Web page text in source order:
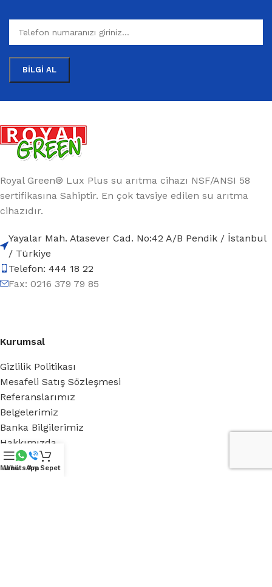
Royal Green® Lux Plus su arıtma cihazı NSF/ANSI 58
sertifikasına Sahiptir. En çok tavsiye edilen su arıtma
cihazıdır.
Yayalar Mah. Atasever Cad. No:42 A/B Pendik / İstanbul
/ Türkiye
Telefon: 444 18 22
Fax: 0216 379 79 85
Kurumsal
Gizlilik Politikası
Mesafeli Satış Sözleşmesi
Referanslarımız
Belgelerimiz
Banka Bilgilerimiz
Hakkımızda
Menü
WhatsApp
AraSepet